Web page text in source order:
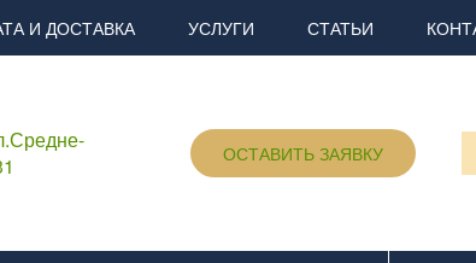
И ДОСТАВКА УСЛУГИ СТАТЬИ
ОСТАВИТЬ ЗАЯВКУ